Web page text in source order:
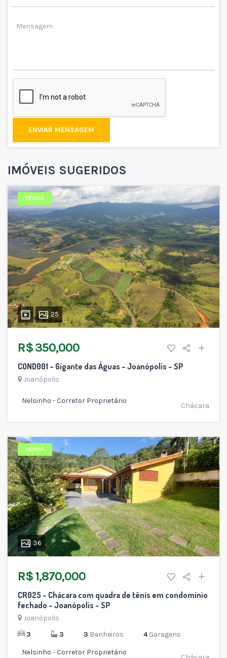
ENVIAR MENSAGEM
IMÓVEIS SUGERIDOS
VENDA
25
R$ 350,000
COND001 – Gigante das Águas – Joanópolis – SP
Joanópolis
Nelsinho - Corretor Proprietário
Chácara
VENDA
36
R$ 1,870,000
CR025 – Chácara com quadra de tênis em condomínio
fechado – Joanópolis – SP
Joanópolis
3
3 3 Banheiros 4Garagens
Nelsinho - Corretor Proprietário